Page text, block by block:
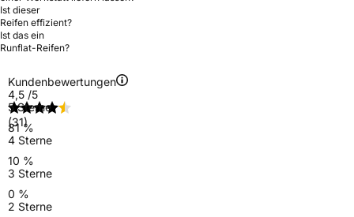
Ist dieser
Reifen effizient?
Ist das ein
Runflat-Reifen?
Kundenbewertungen
4,5 /5
(31)
5 Sterne
81 %
4 Sterne
10 %
3 Sterne
0 %
2 Sterne